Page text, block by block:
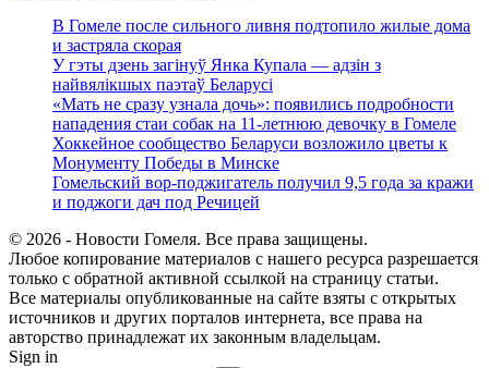
В Гомеле после сильного ливня подтопило жилые дома
и застряла скорая
У гэты дзень загінуў Янка Купала — адзін з
найвялікшых паэтаў Беларусі
«Мать не сразу узнала дочь»: появились подробности
нападения стаи собак на 11-летнюю девочку в Гомеле
Хоккейное сообщество Беларуси возложило цветы к
Монументу Победы в Минске
Гомельский вор-поджигатель получил 9,5 года за кражи
и поджоги дач под Речицей
© 2026 - Новости Гомеля. Все права защищены.
Любое копирование материалов с нашего ресурса разрешается
только с обратной активной ссылкой на страницу статьи.
Все материалы опубликованные на сайте взяты с открытых
источников и других порталов интернета, все права на
авторство принадлежат их законным владельцам.
Sign in